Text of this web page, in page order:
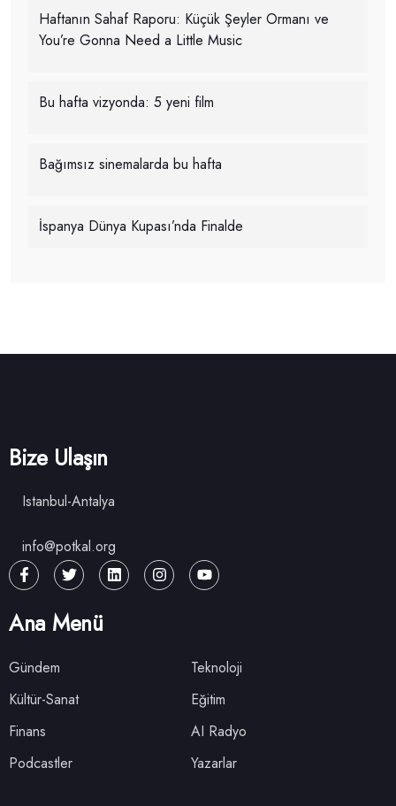
Haftanın Sahaf Raporu: Küçük Şeyler Ormanı ve
You’re Gonna Need a Little Music
Bu hafta vizyonda: 5 yeni film
Bağımsız sinemalarda bu hafta
İspanya Dünya Kupası’nda Finalde
Bize Ulaşın
Istanbul-Antalya
info@potkal.org
Ana Menü
Gündem
Teknoloji
Kültür-Sanat
Eğitim
Finans
AI Radyo
Podcastler
Yazarlar